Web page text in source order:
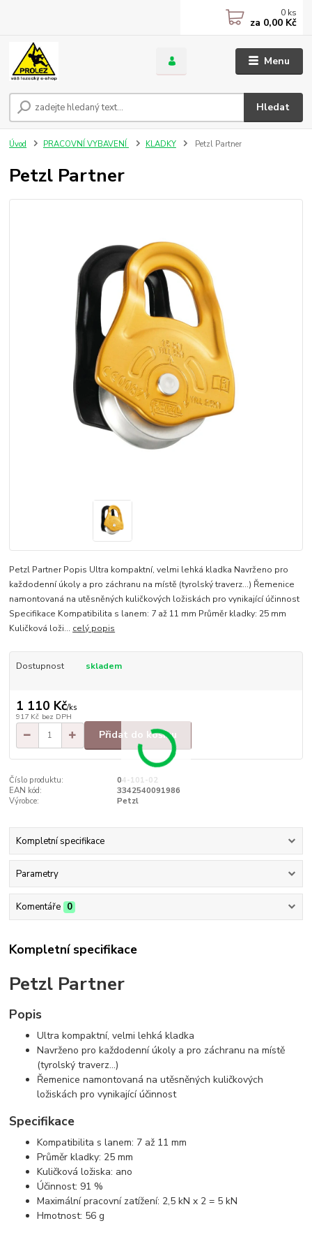
Menu
Hledat
0 ks
za 0,00 Kč
Úvod PRACOVNÍ VYBAVENÍ KLADKY Petzl Partner
Petzl Partner
Petzl Partner Popis Ultra kompaktní, velmi lehká kladka Navrženo pro
každodenní úkoly a pro záchranu na místě (tyrolský traverz...) Řemenice
namontovaná na utěsněných kuličkových ložiskách pro vynikající účinnost
Specifikace Kompatibilita s lanem: 7 až 11 mm Průměr kladky: 25 mm
Kuličková loži... celý popis
Dostupnost skladem
1 110 Kč/ks
917 Kč bez DPH
Přidat do košíku
Číslo produktu:
04-101-02
EAN kód:
3342540091986
Výrobce:
Petzl
Kompletní specifikace
Parametry
Komentáře 0
Kompletní specifikace
Petzl Partner
Popis
Ultra kompaktní, velmi lehká kladka
Navrženo pro každodenní úkoly a pro záchranu na místě
(tyrolský traverz...)
Řemenice namontovaná na utěsněných kuličkových
ložiskách pro vynikající účinnost
Specifikace
Kompatibilita s lanem: 7 až 11 mm
Průměr kladky: 25 mm
Kuličková ložiska: ano
Účinnost: 91 %
Maximální pracovní zatížení: 2,5 kN x 2 = 5 kN
Hmotnost: 56 g